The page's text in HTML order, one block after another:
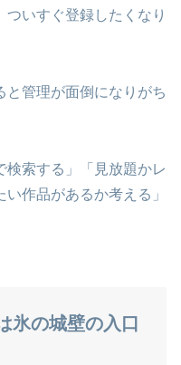
いすぐ登録したくなり
と管理が面倒になりがち
検索する」「見放題かレ
作品があるか考える」
氷の城壁の入口